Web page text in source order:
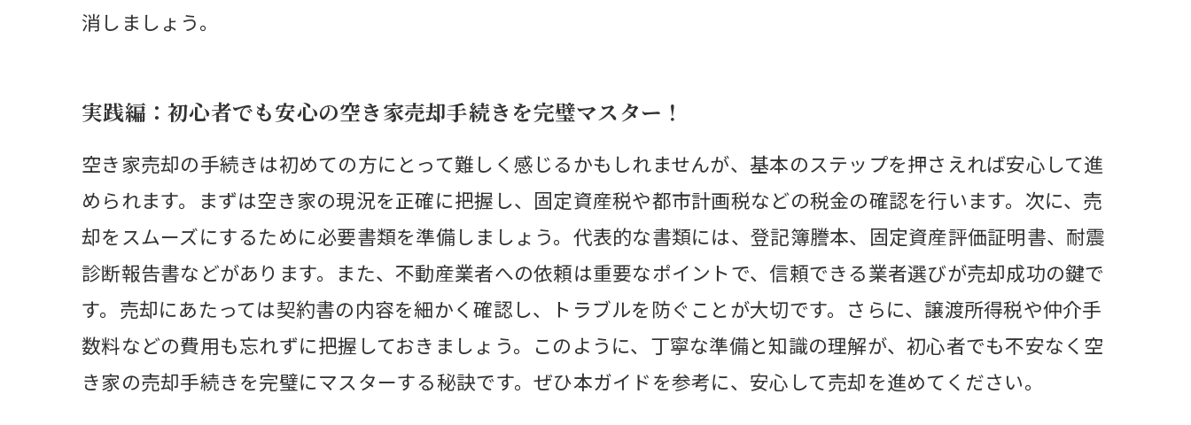
消しましょう。
実践編：初心者でも安心の空き家売却手続きを完璧マスター！
空き家売却の手続きは初めての方にとって難しく感じるかもしれませんが、基本のステップを押さえれば安心して進
められます。まずは空き家の現況を正確に把握し、固定資産税や都市計画税などの税金の確認を行います。次に、売
却をスムーズにするために必要書類を準備しましょう。代表的な書類には、登記簿謄本、固定資産評価証明書、耐震
診断報告書などがあります。また、不動産業者への依頼は重要なポイントで、信頼できる業者選びが売却成功の鍵で
す。売却にあたっては契約書の内容を細かく確認し、トラブルを防ぐことが大切です。さらに、譲渡所得税や仲介手
数料などの費用も忘れずに把握しておきましょう。このように、丁寧な準備と知識の理解が、初心者でも不安なく空
き家の売却手続きを完璧にマスターする秘訣です。ぜひ本ガイドを参考に、安心して売却を進めてください。